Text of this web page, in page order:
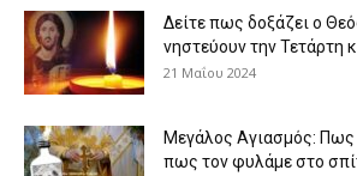
Δείτε πως δοξάζει ο
νηστεύουν την Τετάρτη
21 Μαΐου 2024
Μεγάλος Αγιασμός: Πως
πως τον φυλάμε στο